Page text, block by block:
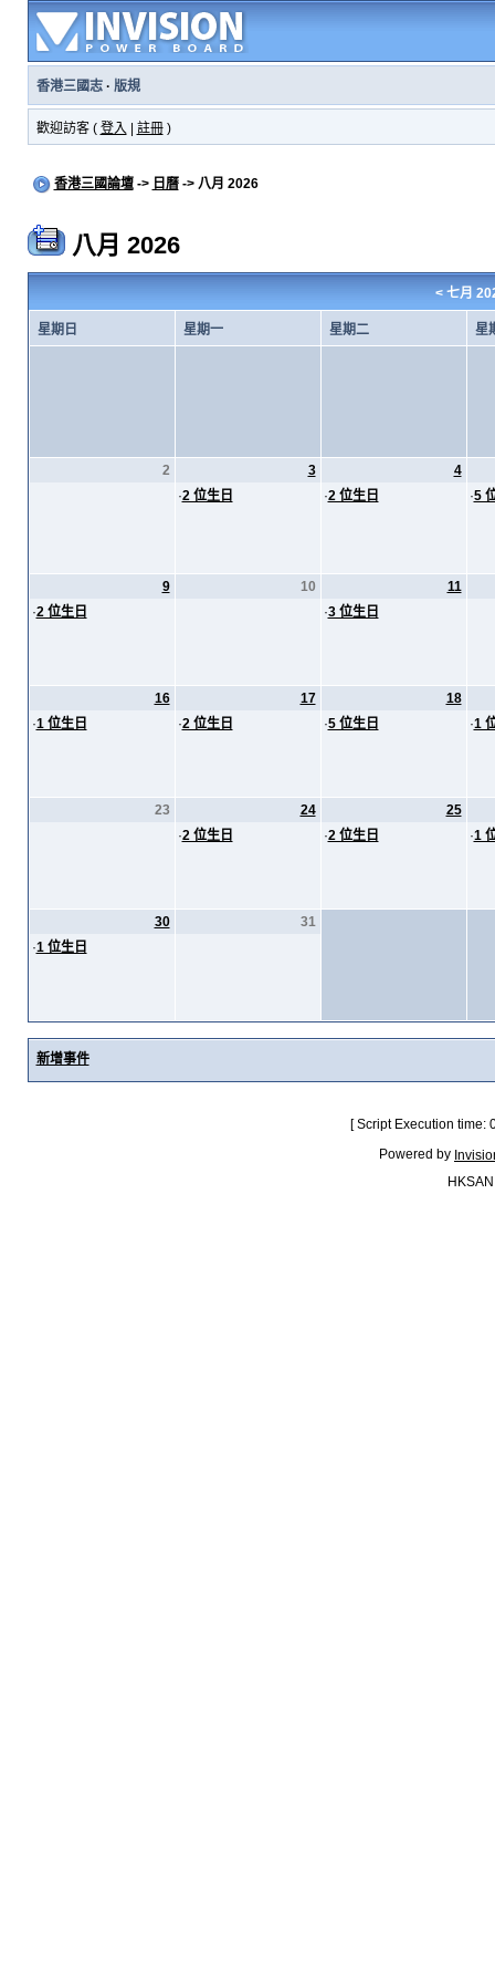
香港三國志· 版規
歡迎訪客 ( 登入 註冊)
香港三國論壇-> 日曆-> 八月 2026
八月 2026
< 七月
星期日 星期一 星期二 星
2
3
·2 位生日
4
·2 位生日 ·5
9
·2 位生日
10
11
·3 位生日
16
·1 位生日
17
·2 位生日
18
·5 位生日 ·1
23
24
·2 位生日
25
·2 位生日 ·1
30
·1 位生日
31
新增事件
[ Script Execution
Powered by